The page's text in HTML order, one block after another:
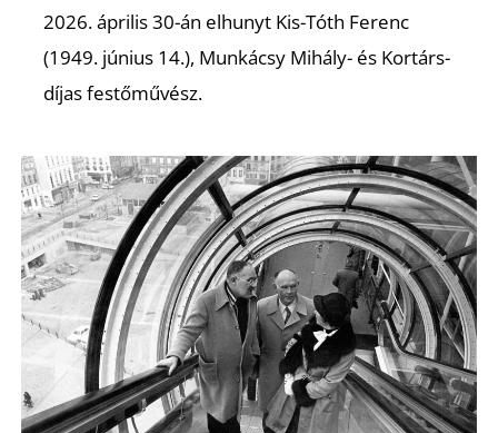
2026. április 30-án elhunyt Kis-Tóth Ferenc
(1949. június 14.), Munkácsy Mihály- és Kortárs-
díjas festőművész.